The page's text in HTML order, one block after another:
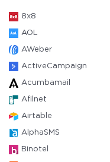
8x8
AOL
AWeber
ActiveCampaign
Acumbamail
Afilnet
Airtable
AlphaSMS
Binotel